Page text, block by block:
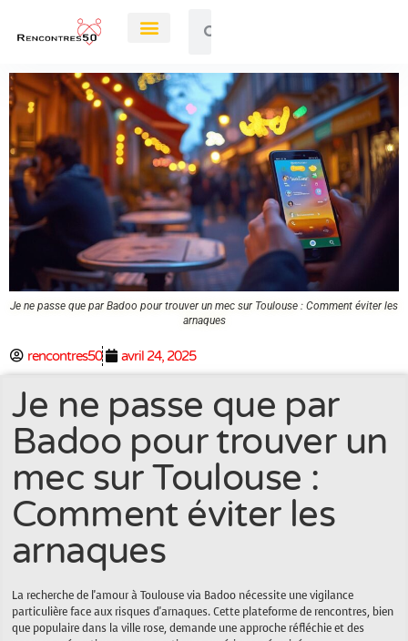
Je ne passe que par Badoo pour trouver un mec sur Toulouse : Comment éviter les
arnaques
rencontres50 avril 24, 2025
Je ne passe que par
Badoo pour trouver un
mec sur Toulouse :
Comment éviter les
arnaques
La recherche de l'amour à Toulouse via Badoo nécessite une vigilance
particulière face aux risques d'arnaques. Cette plateforme de rencontres, bien
que populaire dans la ville rose, demande une approche réfléchie et des